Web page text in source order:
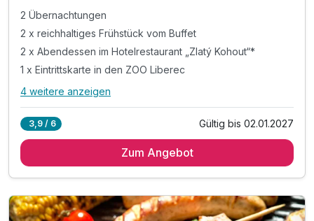
2 Übernachtungen
2 x reichhaltiges Frühstück vom Buffet
2 x Abendessen im Hotelrestaurant „Zlatý Kohout“*
1 x Eintrittskarte in den ZOO Liberec
Alle Inklusivleistungen
2 x reichhaltiges Frühstück vom Buffet
1 x Welcome Drink**
4 weitere anzeigen
3,9 / 6 Gültig bis 02.01.2027
Zum Angebot